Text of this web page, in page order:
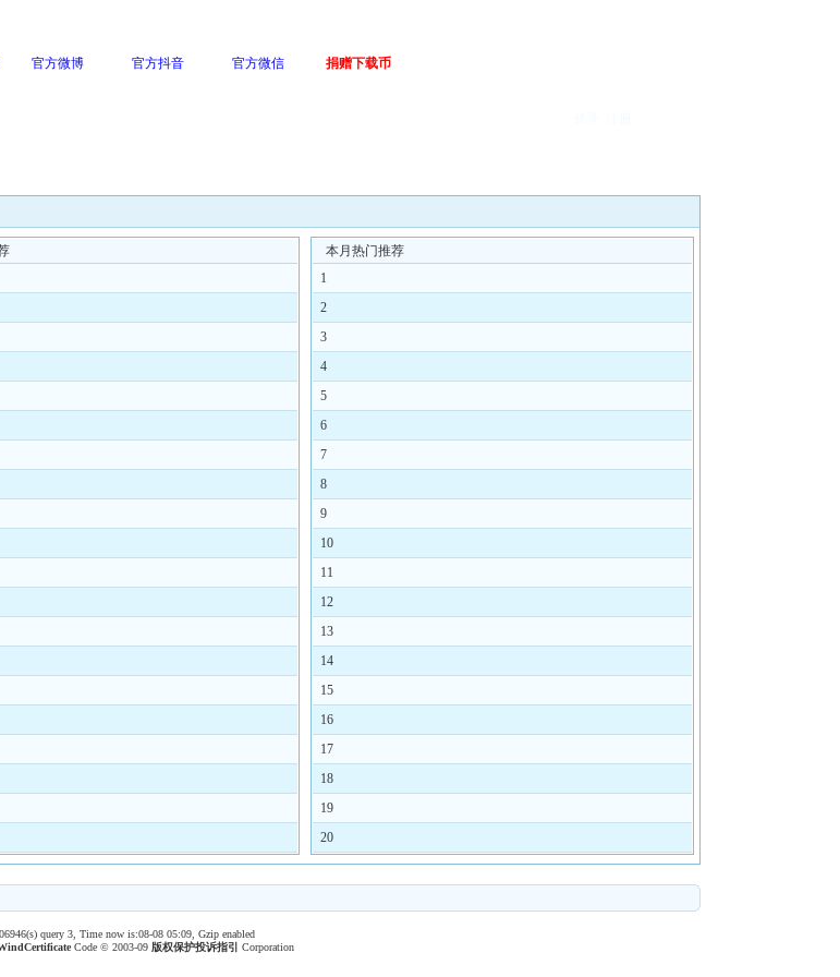
官方微博 官方抖音 官方微信 捐赠下载币
本月热门推荐
1
2
3
4
5
6
7
8
9
10
11
12
13
14
15
16
17
18
19
20
query 3, Time now is:08-08 05:09, Gzip enabled
Certificate Code © 2003-09 版权保护投诉指引 Corporation